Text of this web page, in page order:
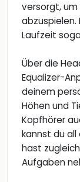
versorgt, um
abzuspielen.
Laufzeit
Über die
Equalizer-
deinem
Höhen und
Kopfhörer
kannst du
hast
Aufgaben